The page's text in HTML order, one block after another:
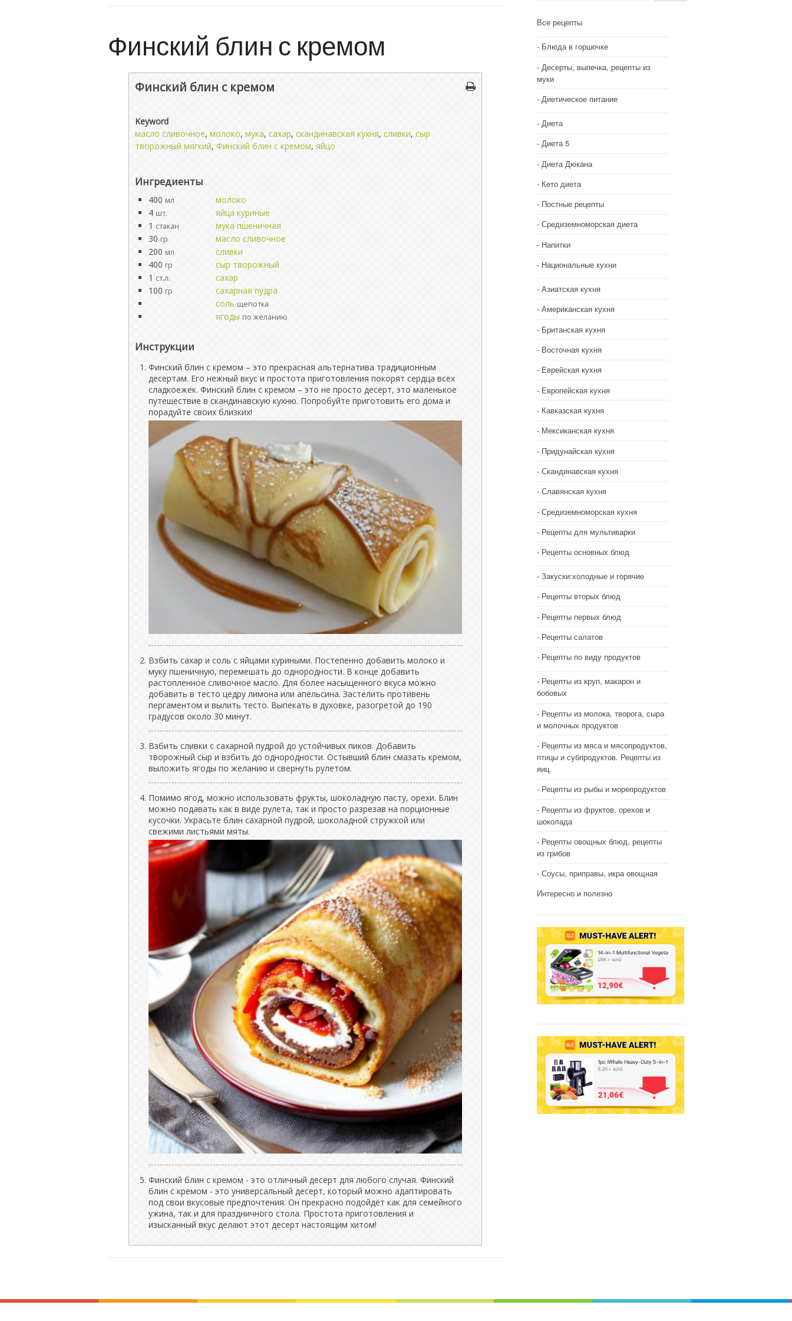
Финский блин с кремом
Финский блин с кремом
Keyword
масло сливочное, молоко, мука, сахар, скандинавская кухня, сливки, сыр
творожный мягкий, Финский блин с кремом, яйцо
Ингредиенты
400 мл
молоко
4 шт.
яйца куриные
1 стакан
мука пшеничная
30 гр
масло сливочное
200 мл
сливки
400 гр
сыр творожный
1 ст.л.
сахар
100 гр
сахарная пудра
соль щепотка
ягоды по желанию
Инструкции
Финский блин с кремом – это прекрасная альтернатива традиционным
десертам. Его нежный вкус и простота приготовления покорят сердца всех
сладкоежек. Финский блин с кремом – это не просто десерт, это маленькое
путешествие в скандинавскую кухню. Попробуйте приготовить его дома и
порадуйте своих близких!
Взбить сахар и соль с яйцами куриными. Постепенно добавить молоко и
муку пшеничную, перемешать до однородности. В конце добавить
растопленное сливочное масло. Для более насыщенного вкуса можно
добавить в тесто цедру лимона или апельсина. Застелить противень
пергаментом и вылить тесто. Выпекать в духовке, разогретой до 190
градусов около 30 минут.
Взбить сливки с сахарной пудрой до устойчивых пиков. Добавить
творожный сыр и взбить до однородности. Остывший блин смазать кремом,
выложить ягоды по желанию и свернуть рулетом.
Помимо ягод, можно использовать фрукты, шоколадную пасту, орехи. Блин
можно подавать как в виде рулета, так и просто разрезав на порционные
кусочки. Украсьте блин сахарной пудрой, шоколадной стружкой или
свежими листьями мяты.
Финский блин с кремом - это отличный десерт для любого случая. Финский
блин с кремом - это универсальный десерт, который можно адаптировать
под свои вкусовые предпочтения. Он прекрасно подойдёт как для семейного
ужина, так и для праздничного стола. Простота приготовления и
изысканный вкус делают этот десерт настоящим хитом!
Все рецепты
Блюда в горшочке
Десерты, выпечка, рецепты из
муки
Диетическое питание
Диета
Диета 5
Диета Дюкана
Кето диета
Постные рецепты
Средиземноморская диета
Напитки
Национальные кухни
Азиатская кухня
Американская кухня
Британская кухня
Восточная кухня
Еврейская кухня
Европейская кухня
Кавказская кухня
Мексиканская кухня
Придунайская кухня
Скандинавская кухня
Славянская кухня
Средиземноморская кухня
Рецепты для мультиварки
Рецепты основных блюд
Закуски:холодные и горячие
Рецепты вторых блюд
Рецепты первых блюд
Рецепты салатов
Рецепты по виду продуктов
Рецепты из круп, макарон и
бобовых
Рецепты из молока, творога, сыра
и молочных продуктов
Рецепты из мяса и мясопродуктов,
птицы и субпродуктов. Рецепты из
яиц.
Рецепты из рыбы и морепродуктов
Рецепты из фруктов, орехов и
шоколада
Рецепты овощных блюд, рецепты
из грибов
Соусы, приправы, икра овощная
Интересно и полезно